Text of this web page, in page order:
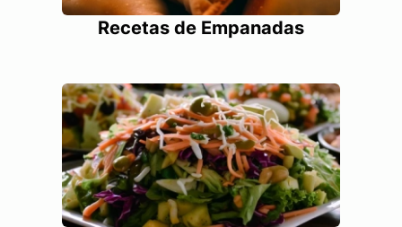
Recetas de Empanadas